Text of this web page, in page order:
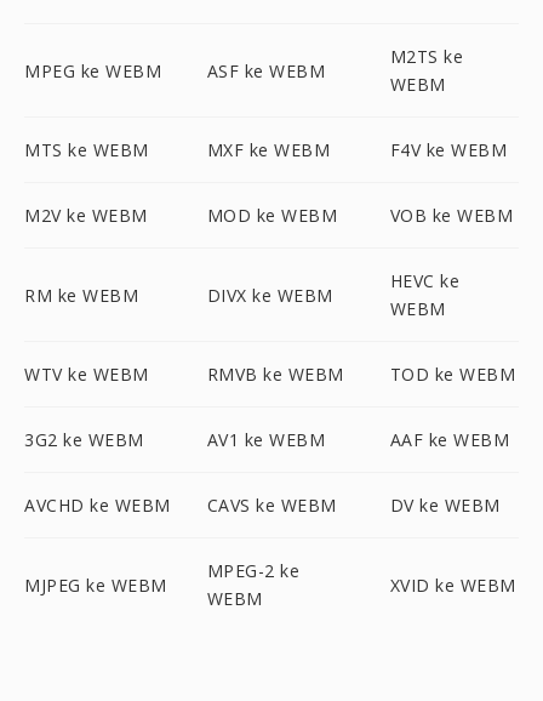
MPEG ke WEBM ASF ke WEBM
M2TS ke
WEBM
MTS ke WEBM MXF ke WEBM F4V ke WEBM
M2V ke WEBM MOD ke WEBM VOB ke WEBM
RM ke WEBM DIVX ke WEBM
HEVC ke
WEBM
WTV ke WEBM RMVB ke WEBM TOD ke WEBM
3G2 ke WEBM AV1 ke WEBM AAF ke WEBM
AVCHD ke WEBM CAVS ke WEBM DV ke WEBM
MJPEG ke WEBM
MPEG-2 ke
WEBM
XVID ke WEBM